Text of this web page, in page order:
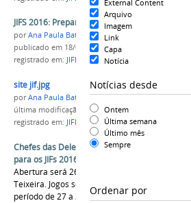
External Content
Arquivo
Imagem
Link
Capa
Notícia
Notícias desde
Ontem
Última semana
Último mês
Sempre
Ordenar por
JIFS 2016: Preparativos a todo vapor
porAna Paula Batista
publicado em 18/07/2016
registrado em: JIFEN 2016 ,JIFS 2016
site jif.jpg
porAna Paula Batista
última modificação
em 18/07/2016 11h18
registrado em: JIFEN 2016 ,JIFS 2016
Chefes das Delegações alinham planejamento
para os JIFs 2016
Abertura será 26 de agosto na Arena Amadeu
Teixeira. Jogos serão disputados em Manaus no
período de 27 a 31 de agosto